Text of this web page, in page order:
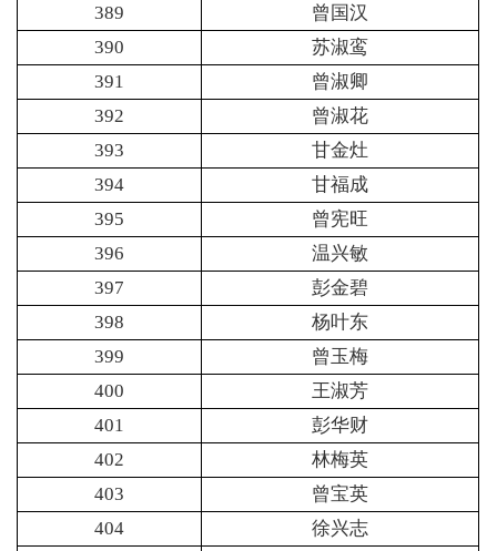
389
曾国汉
390
苏淑鸾
391
曾淑卿
392
曾淑花
393
甘金灶
394
甘福成
395
曾宪旺
396
温兴敏
397
彭金碧
398
杨叶东
399
曾玉梅
400
王淑芳
401
彭华财
402
林梅英
403
曾宝英
404
徐兴志